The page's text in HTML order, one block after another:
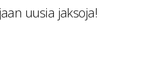
uusia jaksoja!